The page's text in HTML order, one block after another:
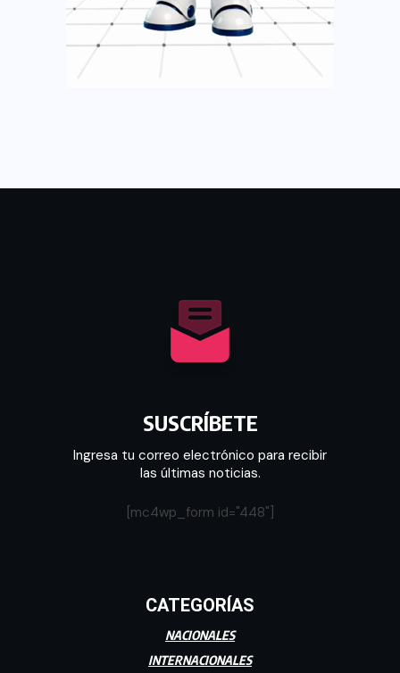
SUSCRÍBETE
Ingresa tu correo electrónico para recibir
las últimas noticias.
[mc4wp_form id="448"]
CATEGORÍAS
NACIONALES
INTERNACIONALES